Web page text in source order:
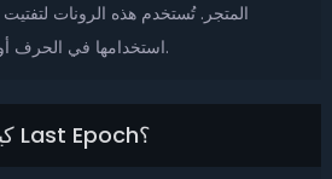
المتجر. تُستخدم هذه الرونات
استخدامها في الحرف أو لمطاردة معدلات محددة.
كيف تجمع الذهب في Last Epoch؟